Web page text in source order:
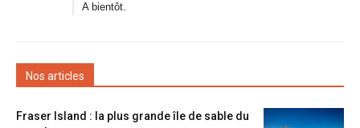
A bientôt.
Nos articles
Fraser Island : la plus grande île de sable du